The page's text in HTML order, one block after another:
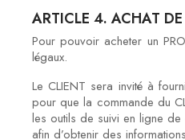
ARTICLE 4. ACHAT DE
Pour pouvoir acheter un
légaux.
Le CLIENT sera invité à
pour que la commande du
les outils de suivi en ligne de
afin d’obtenir des